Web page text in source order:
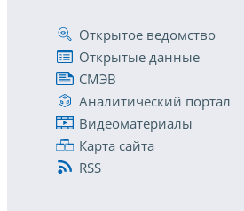
Открытое ведомство
Открытые данные
СМЭВ
Аналитический портал
Видеоматериалы
Карта сайта
RSS